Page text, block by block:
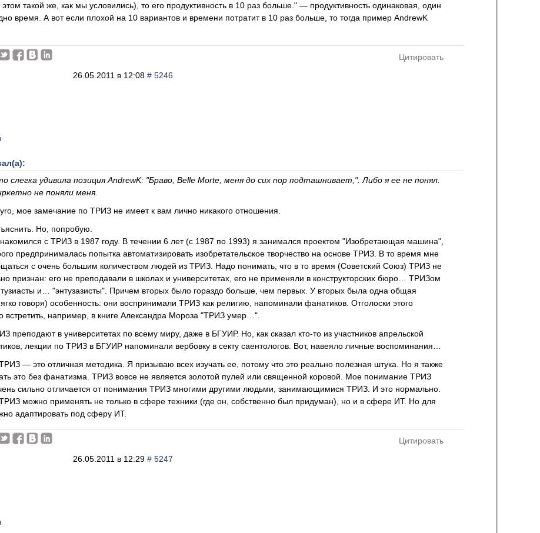
этом такой же, как мы условились), то его продуктивность в 10 раз больше." — продуктивность одинаковая, один
время. А вот если плохой на 10 вариантов и времени потратит в 10 раз больше, то тогда пример AndrewK
Цитировать
26.05.2011 в 12:08 # 5246
слегка удивила позиция AndrewK: "Браво, Belle Morte, меня до сих пор подташнивает,". Либо я ее не понял.
не поняли меня.
мое замечание по ТРИЗ не имеет к вам лично никакого отношения.
Но, попробую.
с ТРИЗ в 1987 году. В течении 6 лет (с 1987 по 1993) я занимался проектом "Изобретающая машина",
предпринималась попытка автоматизировать изобретательское творчество на основе ТРИЗ. В то время мне
с очень большим количеством людей из ТРИЗ. Надо понимать, что в то время (Советский Союз) ТРИЗ не
признан: его не преподавали в школах и университетах, его не применяли в конструкторских бюро… ТРИЗом
и… "энтузазисты". Причем вторых было гораздо больше, чем первых. У вторых была одна общая
говоря) особенность: они воспринимали ТРИЗ как религию, напоминали фанатиков. Отголоски этого
встретить, например, в книге Александра Мороза "ТРИЗ умер…".
преподают в университетах по всему миру, даже в БГУИР. Но, как сказал кто-то из участников апрельской
лекции по ТРИЗ в БГУИР напоминали вербовку в секту саентологов. Вот, навеяло личные воспоминания…
— это отличная методика. Я призываю всех изучать ее, потому что это реально полезная штука. Но я также
это без фанатизма. ТРИЗ вовсе не является золотой пулей или священной коровой. Мое понимание ТРИЗ
сильно отличается от понимания ТРИЗ многими другими людьми, занимающимися ТРИЗ. И это нормально.
можно применять не только в сфере техники (где он, собственно был придуман), но и в сфере ИТ. Но для
адаптировать под сферу ИТ.
Цитировать
26.05.2011 в 12:29 # 5247